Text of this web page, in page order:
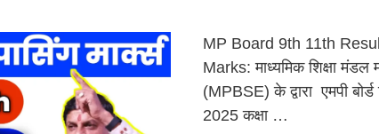
MP Board 9th 11th
Marks: माध्यमिक शिक्षा मंडल
(MPBSE) के द्वारा एमपी
2025 कक्षा …